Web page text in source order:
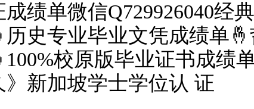
绩单微信Q729926040经
史专业毕业文凭成绩单
校原版毕业证书成绩
新加坡学士学位认 证